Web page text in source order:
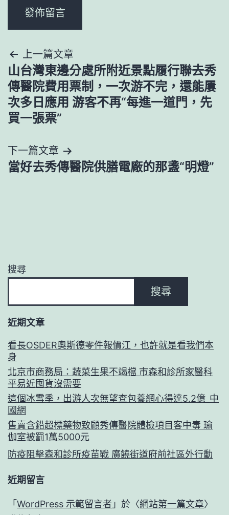
文
章
導
覽
上一篇文章
山台灣東邊分處所附近景點履行聯去秀
傳醫院費用票制，一次游不完，還能屢
次多日應用 游客不再“每進一道門，先
買一張票”
下一篇文章
當好去秀傳醫院供膳電廠的那盞“明燈”
搜尋
搜尋
近期文章
看長OSDER奧斯德零件報價江，也許就是看我們本
身
北京市商務局：蔬菜生果不竭檔 市森和診所家醫科
平易近囤貨沒需要
這個冰雪季，出游人次無望查包養網心得達5.2億_中
國網
售賣含鉛超標藥物致顧秀傳醫院體檢項目客中毒 瑜
伽室被罰1萬5000元
防疫阻擊森和診所疫苗戰 廣饒街道府前社區外行動
近期留言
「WordPress 示範留言者 」於〈網站第一篇文章〉